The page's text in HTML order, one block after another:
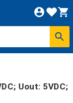
Uout: 5VDC;